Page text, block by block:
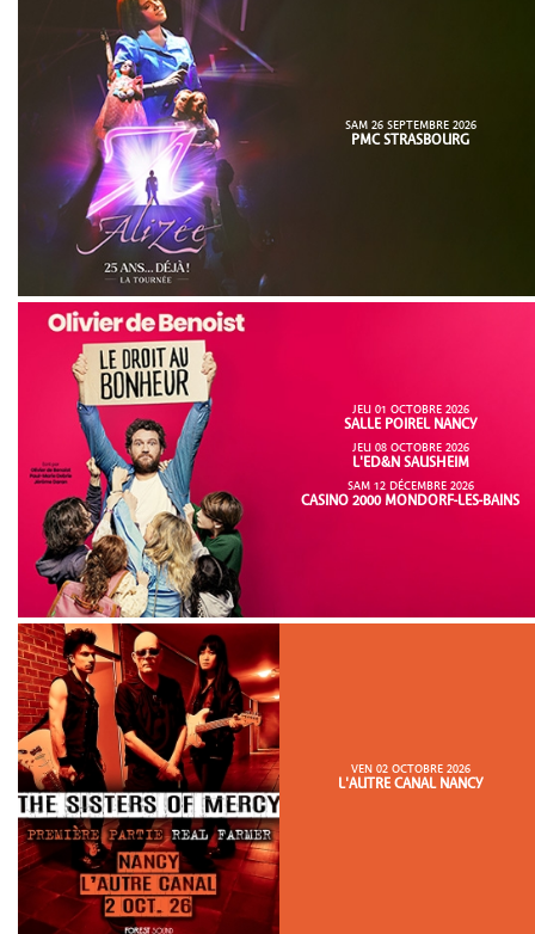
SAM 26 SEPTEMBRE 2026
PMC STRASBOURG
JEU 01 OCTOBRE 2026
SALLE POIREL NANCY
JEU 08 OCTOBRE 2026
L'ED&N SAUSHEIM
SAM 12 DÉCEMBRE 2026
CASINO 2000 MONDORF-LES-BAINS
VEN 02 OCTOBRE 2026
L'AUTRE CANAL NANCY